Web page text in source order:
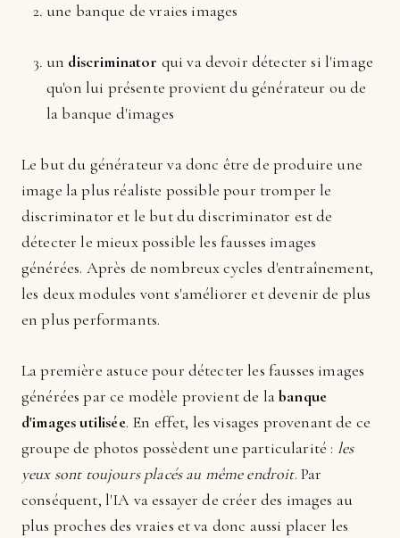
une banque de vraies images
un discriminator qui va devoir détecter si l'image
qu'on lui présente provient du générateur ou de
la banque d'images
Le but du générateur va donc être de produire une
image la plus réaliste possible pour tromper le
discriminator et le but du discriminator est de
détecter le mieux possible les fausses images
générées. Après de nombreux cycles d'entraînement,
les deux modules vont s'améliorer et devenir de plus
en plus performants.
La première astuce pour détecter les fausses images
générées par ce modèle provient de labanque
d'images utilisée. En effet, les visages provenant de ce
groupe de photos possèdent une particularité : les
yeux sont toujours placés au même endroit. Par
conséquent, l'IA va essayer de créer des images au
plus proches des vraies et va donc aussi placer les